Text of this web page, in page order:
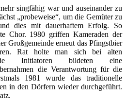
singfähig war und auseinander zu
„probeweise“, um die Gemüter zu
dies mit dauerhaftem Erfolg. So
Chor. 1980 griffen Kameraden der
Großgemeinde erneut das Pfingstbier
Rat holte man sich bei alten
Die Initiatoren bildeten eine
die Verantwortung für die
1981 wurde das traditionelle
in den Dörfern wieder durchgeführt.